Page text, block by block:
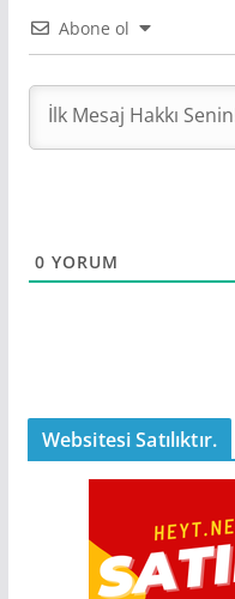
Abone ol
0 YORUM
Websitesi Satılıktır.